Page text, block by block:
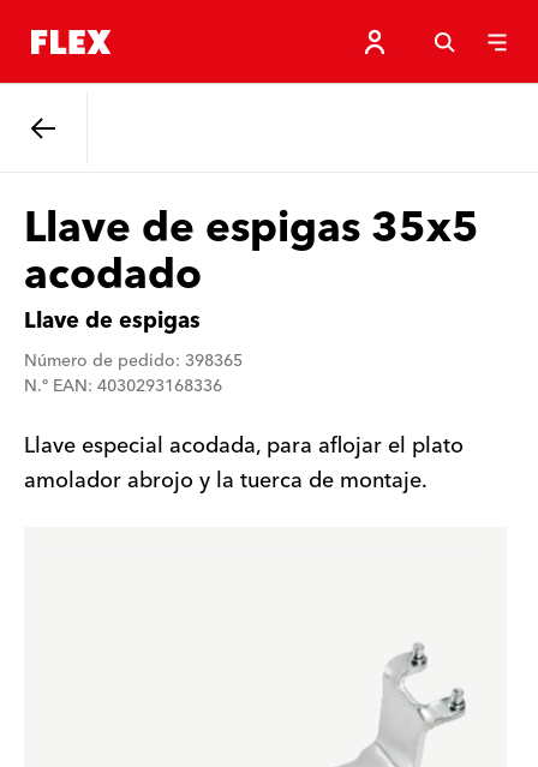
Llave de espigas 35x5
acodado
Llave de espigas
Número de pedido: 398365
N.º EAN: 4030293168336
Llave especial acodada, para aflojar el plato
amolador abrojo y la tuerca de montaje.